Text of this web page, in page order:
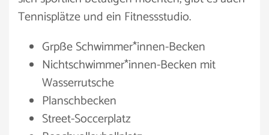
Tennisplätze und ein Fitnessstudio.
Grpße Schwimmer*innen-Becken
Nichtschwimmer*innen-Becken mit
Wasserrutsche
Planschbecken
Street-Soccerplatz